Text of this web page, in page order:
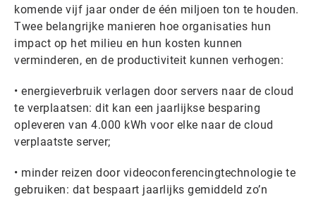
komende vijf jaar onder de één miljoen ton te houden.
Twee belangrijke manieren hoe organisaties hun
impact op het milieu en hun kosten kunnen
verminderen, en de productiviteit kunnen verhogen:
• energieverbruik verlagen door servers naar de cloud
te verplaatsen: dit kan een jaarlijkse besparing
opleveren van 4.000 kWh voor elke naar de cloud
verplaatste server;
• minder reizen door videoconferencingtechnologie te
gebruiken: dat bespaart jaarlijks gemiddeld zo’n